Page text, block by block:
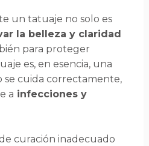
un tatuaje no solo es
la belleza y claridad
para proteger
es, en esencia, una
se cuida correctamente,
a infecciones y
curación inadecuado